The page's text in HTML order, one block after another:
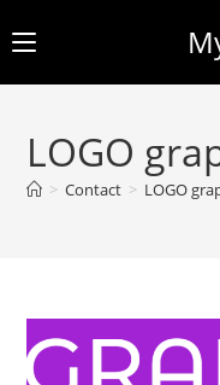
contentLOGO
> Contact > LOGO